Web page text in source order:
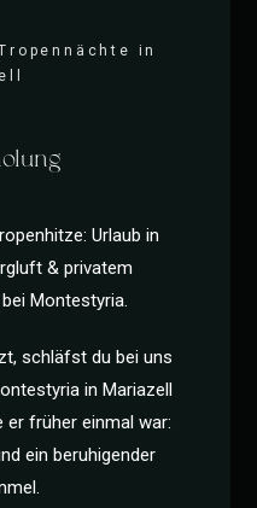
in
Urlaub in
& privatem
Montestyria.
schläfst du bei uns
in Mariazell
er früher einmal war:
ein beruhigender